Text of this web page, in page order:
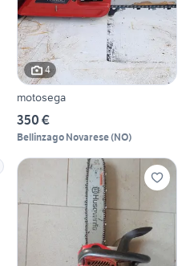
4
motosega
350 €
Bellinzago Novarese(NO)